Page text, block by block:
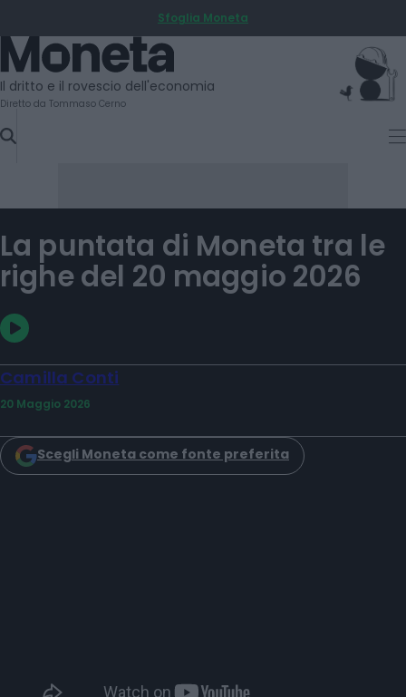
TO
CONTENT
Sfoglia Moneta
Moneta
Il dritto e il rovescio dell'economia
Diretto da Tommaso Cerno
La puntata di Moneta tra le
righe del 20 maggio 2026
Camilla Conti
20 Maggio 2026
Scegli Moneta come fonte preferita